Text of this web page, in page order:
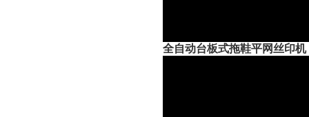
全自动台板式拖鞋平网丝印机